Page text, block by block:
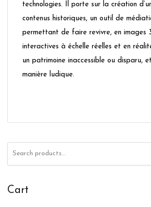
technologies. Il porte sur la création
contenus historiques, un outil de
permettant de faire revivre, en images
interactives à échelle réelles et en
un patrimoine inaccessible ou disparu,
manière ludique.
Cart